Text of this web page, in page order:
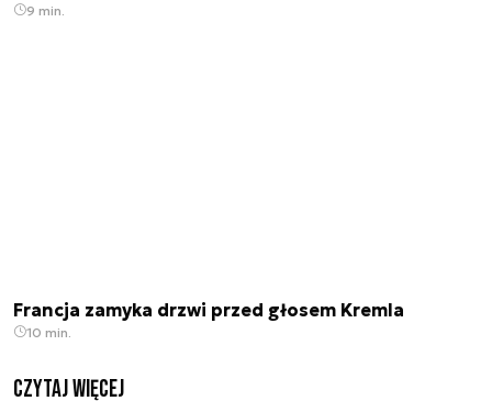
9 min.
Francja zamyka drzwi przed głosem Kremla
10 min.
czytaj więcej